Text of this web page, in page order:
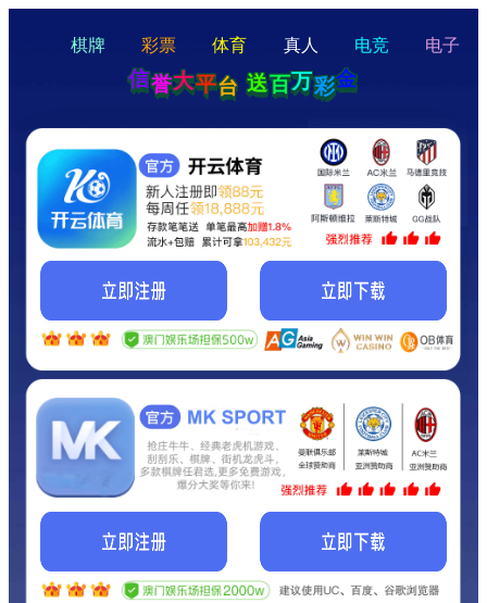
hello
Hey Guys!
我们即将上线啦...
我们的网站正在建设.
它将是非常棒的网站.